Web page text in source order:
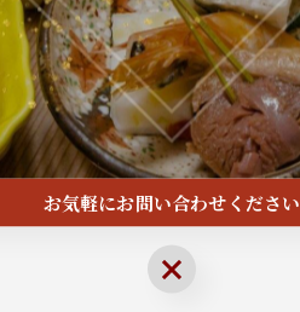
お気軽にお問い合わせください
お気軽にお問い合わせください